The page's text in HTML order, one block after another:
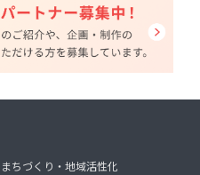
まちづくり・地域活性化